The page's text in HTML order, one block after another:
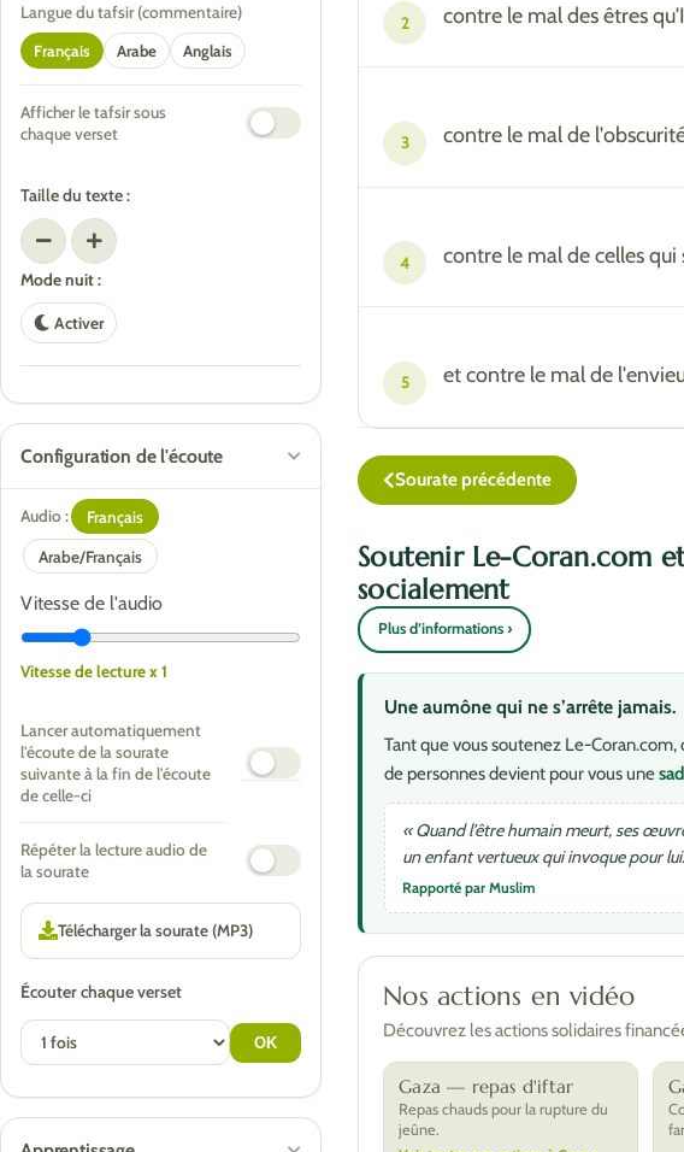
Langue du tafsir (commentaire)
Français
Arabe Anglais
Afficher le tafsir sous
chaque verset
Taille du texte :
Mode nuit :
Activer
Configuration de l'écoute
Audio : Français
Arabe/Français
Vitesse de l'audio
Vitesse de lecture x 1
Lancer automatiquement
l'écoute de la sourate
suivante à la fin de l'écoute
de celle-ci
Répéter la lecture audio de
la sourate
Écouter chaque verset
2 contre le mal des êtres
3 contre le mal de
4 contre le mal de celles
5 et contre le mal de
Sourate précédente
Soutenir Le-Coran.com
socialement
Plus d’informations ›
Une aumône qui ne s’arrête jamais.
Tant que vous soutenez Le-
de personnes devient pour vous une
« Quand l’être humain meurt, ses
un enfant vertueux qui invoque pour
Rapporté par Muslim
Nos actions en vidéo
Découvrez les actions solidaires
Gaza — repas d'iftar
Repas chauds pour la rupture du
jeûne.